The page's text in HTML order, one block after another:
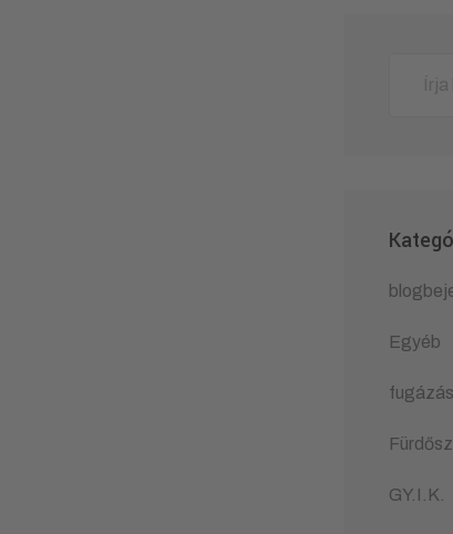
Egyéb
GY.I.K.